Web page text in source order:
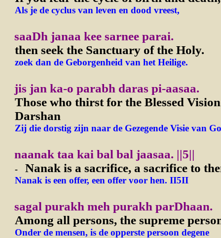
Als je de cyclus van leven en dood vreest,
saaDh janaa kee sarnee parai.
then seek the Sanctuary of the Holy.
zoek dan de Geborgenheid van het Heilige.
jis jan ka-o parabh daras pi-aasaa.
Those who thirst for the Blessed
Darshan
Zij die dorstig zijn naar de Gezegende Visie van
naanak taa kai bal bal jaasaa. ||5||
- Nanak is a sacrifice, a sacrifice to
Nanak is een offer, een offer voor hen. II5II
sagal purakh meh purakh parDhaan.
Among all persons, the supreme
Onder de mensen, is de opperste persoon degene